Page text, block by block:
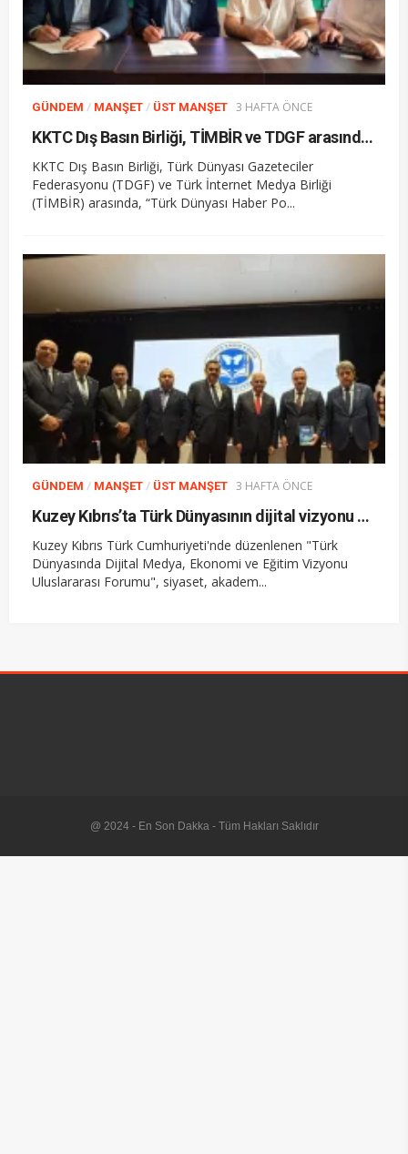
GÜNDEM / MANŞET / ÜST MANŞET 3 HAFTA ÖNCE
KKTC Dış Basın Birliği, TİMBİR ve TDGF arasında İş Birliği protokolü imzalandı
KKTC Dış Basın Birliği, Türk Dünyası Gazeteciler
Federasyonu (TDGF) ve Türk İnternet Medya Birliği
(TİMBİR) arasında, “Türk Dünyası Haber Po...
GÜNDEM / MANŞET / ÜST MANŞET 3 HAFTA ÖNCE
Kuzey Kıbrıs’ta Türk Dünyasının dijital vizyonu masaya yatırıldı
Kuzey Kıbrıs Türk Cumhuriyeti'nde düzenlenen "Türk
Dünyasında Dijital Medya, Ekonomi ve Eğitim Vizyonu
Uluslararası Forumu", siyaset, akadem...
@ 2024 - En Son Dakka - Tüm Hakları Saklıdır